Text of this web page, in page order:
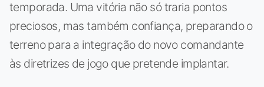
temporada. Uma vitória não só traria pontos
preciosos, mas também confiança, preparando o
terreno para a integração do novo comandante
às diretrizes de jogo que pretende implantar.